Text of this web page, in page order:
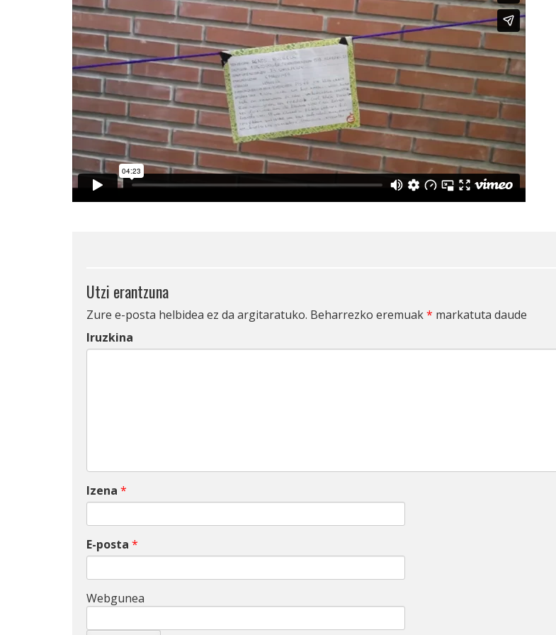
Utzi erantzuna
Zure e-posta helbidea ez da argitaratuko. Beharrezko eremuak* markatuta daude
Iruzkina
Izena *
E-posta *
Webgunea